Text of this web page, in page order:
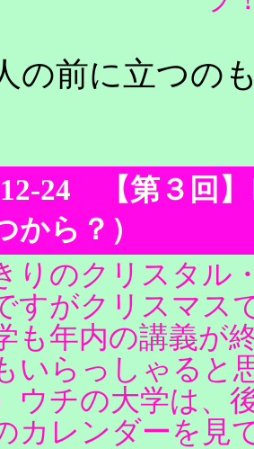
の前に立つの
12-24 【第３回
から？）
りのクリスタル
すがクリスマス
も年内の講義が
いらっしゃると
ウチの大学は、
カレンダーを見